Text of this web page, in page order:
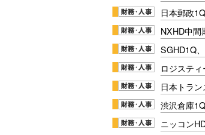
日本郵政
NXHD中間
SGHD1Q
ロジステ
日本トラ
渋沢倉庫
ニッコン